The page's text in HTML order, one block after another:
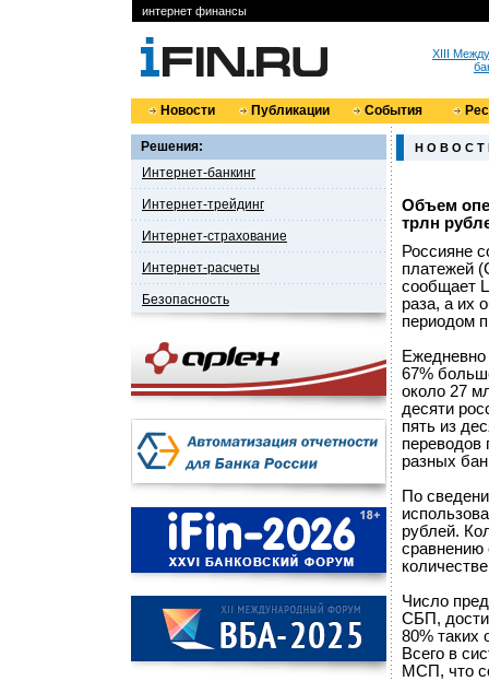
интернет финансы
XIII
Новости Публикации События
Решения:
Интернет-банкинг
Интернет-трейдинг
Интернет-страхование
Интернет-расчеты
Безопасность
Н О В О С Т
Объем
трлн
Россияне
платежей
сообщает
раза, а их
периодом
67%
около 27
десяти
пять из
переводов
разных
По
рублей.
сравнению
Число
СБП,
80% таких
Всего в
МСП, что